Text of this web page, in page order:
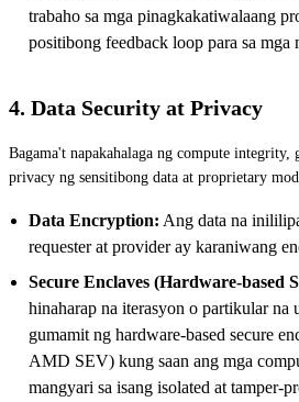
trabaho sa mga pinagkakatiwalaang
positibong feedback loop para sa mga
4. Data Security at Privacy
Bagama't napakahalaga ng compute integrity,
privacy ng sensitibong data at proprietary
Data Encryption: Ang data na
requester at provider ay karaniwang
Secure Enclaves (Hardware-based
hinaharap na iterasyon o partikular na
gumamit ng hardware-based secure
AMD SEV) kung saan ang mga
mangyari sa isang isolated at tamper-